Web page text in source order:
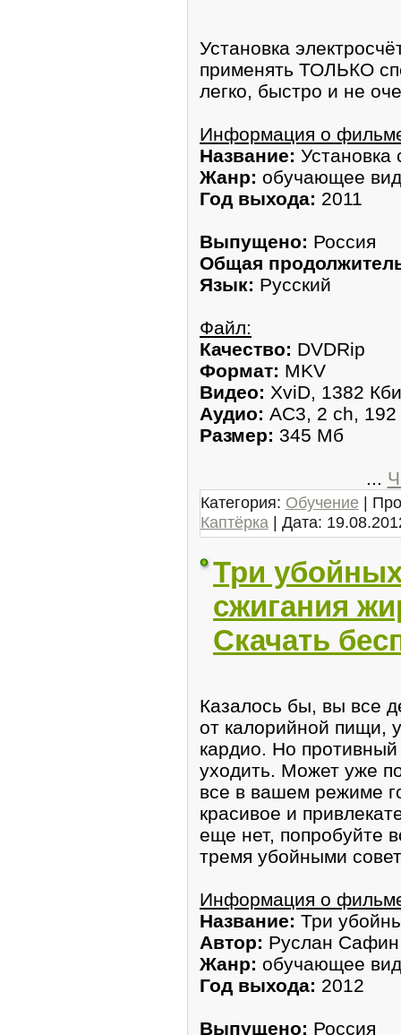
Установка
применять ТОЛЬКО
легко, быстро и не
Информация о
Название: Установка
Жанр: обучающее
Год выхода: 2011
Выпущено: Россия
Общая
Язык: Русский
Файл:
Качество: DVDRip
Формат: MKV
Видео: XviD, 1382
Аудио: AC3, 2 ch, 192
Размер: 345 Мб
...
Категория: Обучение |
Каптёрка | Дата:
Три
сжигания
Скачать
Казалось бы, вы все
от калорийной пищи,
кардио. Но
уходить. Может уже
все в вашем режиме
красивое и
еще нет, попробуйте
тремя убойными
Информация о
Название: Три
Автор: Руслан Сафин
Жанр: обучающее
Год выхода: 2012
Выпущено: Россия